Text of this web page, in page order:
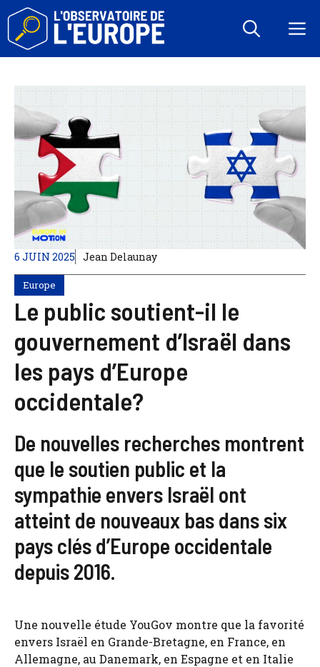
Aller
contenu
6 JUIN 2025 Jean Delaunay
Europe
Le public soutient-il le
gouvernement d’Israël dans
les pays d’Europe
occidentale?
De nouvelles recherches montrent
que le soutien public et la
sympathie envers Israël ont
atteint de nouveaux bas dans six
pays clés d’Europe occidentale
depuis 2016.
Une nouvelle étude YouGov montre que la favorité
envers Israël en Grande-Bretagne, en France, en
Allemagne, au Danemark, en Espagne et en Italie